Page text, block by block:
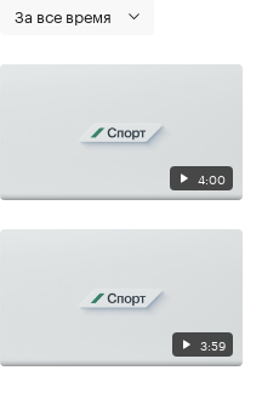
За все время
4:00
3:59